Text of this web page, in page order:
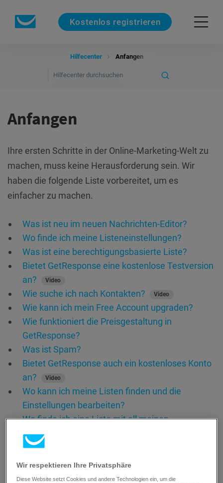
Kostenlos registrieren
Hilfecenter Anfangen
Anfangen
Ihre ersten Schritte in der Online-Marketing-Welt zu
machen, muss keine Herausforderung sein. Wir
haben die folgende Liste vorbereitet, um es
einfacher zu machen.
Was ist neu im neuen Nachrichten-Editor?
Wo finde ich meine Listeneinstellungen?
Was ist eine berechtigungsbasierte Liste?
Bietet GetResponse eine kostenlose Testversion
an?
Video
Wie suche ich nach Kontakten? Video
Wie kann ich mein Free Account upgraden?
Wie funktioniert die Preisgestaltung in
GetResponse?
Was ist Spam?
Bietet GetResponse auch ein kostenloses Konto
an?
Video
Wo kann ich meine Listen finden und die
Einstellungen bearbeiten?
Wo finde ich eine Liste mit all meinen
Kontakten?
Wo kann ich Kontaktdetails einsehen?
Was ist der Aktivitätsindex und wie verwende ich
ihn?
Wir respektieren Ihre Privatsphäre
Diese Website setzt Cookies und andere Technologien ein, um die